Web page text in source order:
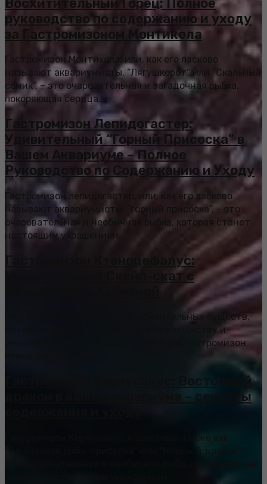
руководство по содержанию и уходу
за Гастромизоном Монтикола
Гастромизон Монтикола, или, как его ласково
называют аквариумисты, “Лягушкорот” или “Скальный
сомик”, – это очаровательная и загадочная рыбка,
покоряющая сердца...
Гастромизон Лепидогастер:
Удивительный “Горный Присоска” в
Вашем Аквариуме – Полное
Руководство по Содержанию и Уходу
Гастромизон лепидогастер, или, как его ласково
называют аквариумисты, “горный присоска”, – это
очаровательная и необычная рыбка, которая станет
настоящим украшением...
Гастромизон Ктеноцефалус:
Удивительный Скейп-скат с
Мир аквариумистики полон удивительных существ,
но немногие могут сравниться по изяществу и
уникальности с рыбой, известной как Гастромизон
Гастромизон Корнусакус: Восточный
дракон в вашем аквариуме – секреты
Гастромизон Корнусакус, известный также как